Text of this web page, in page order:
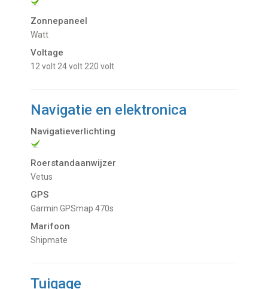
Zonnepaneel
Watt
Voltage
12 volt 24 volt 220 volt
Navigatie en elektronica
Navigatieverlichting
Roerstandaanwijzer
Vetus
GPS
Garmin GPSmap 470s
Marifoon
Shipmate
Tuigage